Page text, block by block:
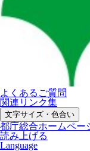
よくあるご質問
関連リンク集
文字サイズ・色合い
都庁総合ホームペー
読み上げる
Language